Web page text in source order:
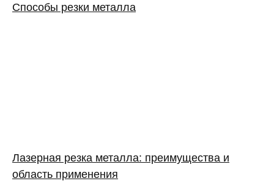
Способы резки металла
Лазерная резка металла: преимущества и
область применения